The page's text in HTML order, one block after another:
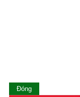
Đóng